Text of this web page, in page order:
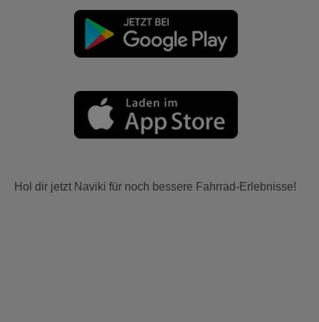
Hol dir jetzt Naviki für noch bessere Fahrrad-Erlebnisse!